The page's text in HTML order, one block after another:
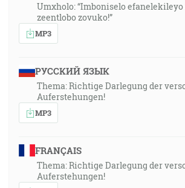
Umxholo: “Imboniselo
zeentlobo zovuko!”
MP3
РУССКИЙ ЯЗЫК
Thema: Richtige Darlegung der
Auferstehungen!
MP3
FRANÇAIS
Thema: Richtige Darlegung der
Auferstehungen!